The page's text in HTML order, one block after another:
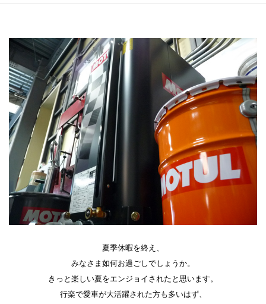
夏季休暇を終え、
みなさま如何お過ごしでしょうか。
きっと楽しい夏をエンジョイされたと思います。
行楽で愛車が大活躍された方も多いはず、